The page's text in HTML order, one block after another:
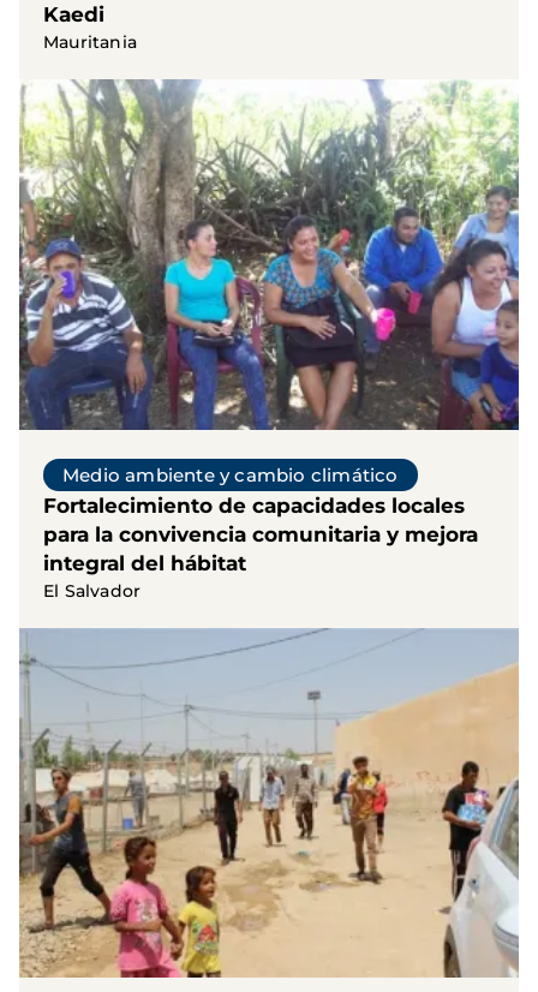
Kaedi
Mauritania
Medio ambiente y cambio climático
Fortalecimiento de capacidades locales
para la convivencia comunitaria y mejora
integral del hábitat
El Salvador